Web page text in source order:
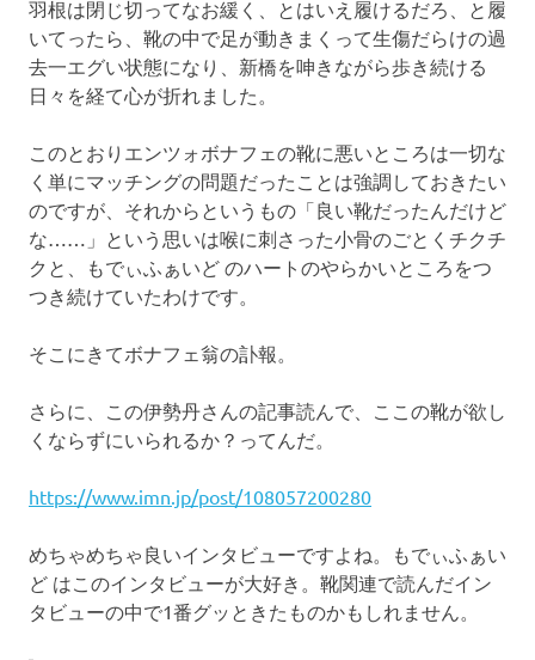
羽根は閉じ切ってなお緩く、とはいえ履けるだろ、と履
いてったら、靴の中で足が動きまくって生傷だらけの過
去一エグい状態になり、新橋を呻きながら歩き続ける
日々を経て心が折れました。
このとおりエンツォボナフェの靴に悪いところは一切な
く単にマッチングの問題だったことは強調しておきたい
のですが、それからというもの「良い靴だったんだけど
な……」という思いは喉に刺さった小骨のごとくチクチ
クと、もでぃふぁいど のハートのやらかいところをつ
つき続けていたわけです。
そこにきてボナフェ翁の訃報。
さらに、この伊勢丹さんの記事読んで、ここの靴が欲し
くならずにいられるか？ってんだ。
https://www.imn.jp/post/108057200280
めちゃめちゃ良いインタビューですよね。もでぃふぁい
ど はこのインタビューが大好き。靴関連で読んだイン
タビューの中で1番グッときたものかもしれません。